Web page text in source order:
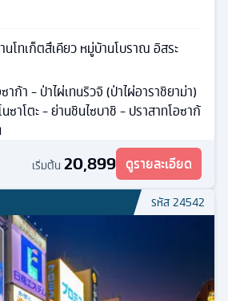
นโทเก็ตสึเคียว หมู่บ้านโบราณ อิสระ
าก้า - ป่าไผ่เทนริวจิ (ป่าไผ่อาราชิยาม่า)
ซาโตะ - ย่านชินไซบาชิ - ปราสาทโอซาก้
เริ่มต้น 20,899 ดูรายละเอียด
รหัส24542